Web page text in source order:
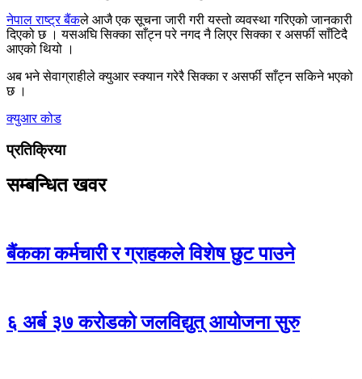
नेपाल राष्ट्र बैंकले आजै एक सूचना जारी गरी यस्तो व्यवस्था गरिएको जानकारी
दिएको छ । यसअघि सिक्का साँट्न परे नगद नै लिएर सिक्का र असर्फी साँटिदै
आएको थियो ।
अब भने सेवाग्राहीले क्युआर स्क्यान गरेरै सिक्का र असर्फी साँट्न सकिने भएको
छ ।
क्युआर कोड
प्रतिक्रिया
सम्बन्धित खवर
बैंकका कर्मचारी र ग्राहकले विशेष छुट पाउने
६ अर्ब ३७ करोडको जलविद्युत् आयोजना सुरु